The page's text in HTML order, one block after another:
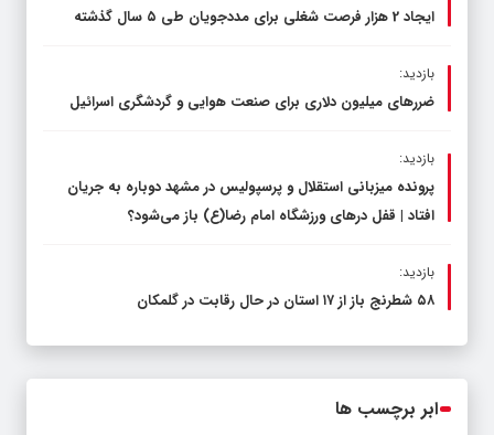
ایجاد 2 هزار فرصت شغلی برای مددجویان طی ۵ سال گذشته
بازدید:
ضررهای میلیون دلاری برای صنعت هوایی و گردشگری اسرائیل
بازدید:
پرونده میزبانی استقلال و پرسپولیس در مشهد دوباره به جریان
افتاد | قفل در‌های ورزشگاه امام رضا(ع) باز می‌شود؟
بازدید:
۵۸ شطرنج‌ باز از ۱۷ استان در حال رقابت در گلمکان
ابر برچسب ها